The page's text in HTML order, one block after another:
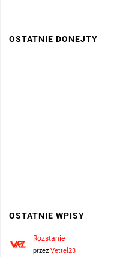
OSTATNIE DONEJTY
OSTATNIE WPISY
Rozstanie
przez Vettel23